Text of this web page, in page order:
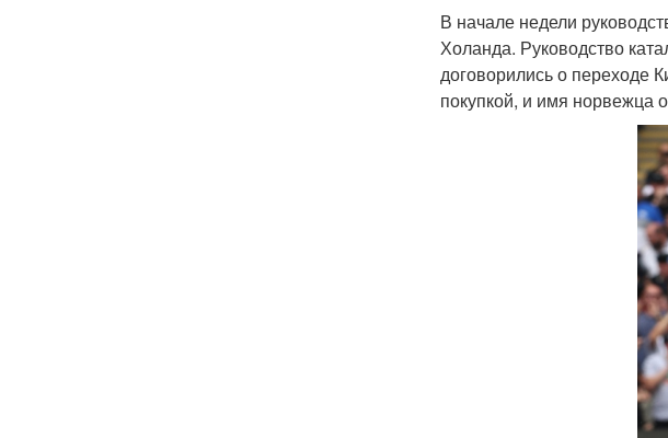
В начале недели
Холанда. Руководство
договорились о переходе
покупкой, и имя норвежца